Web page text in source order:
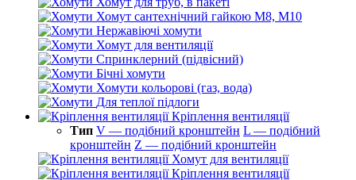
Хомут сантехнічний гайкою М8, М10
Нержавіючі хомути
Хомут для вентиляції
Спринклерний (підвісний)
Бічні хомути
Хомути кольорові (газ, вода)
Для теплої підлоги
Кріплення вентиляції
Тип V — подібний кронштейн L — подібний
кронштейн Z — подібний кронштейн
Хомут для вентиляції
Кріплення вентиляції